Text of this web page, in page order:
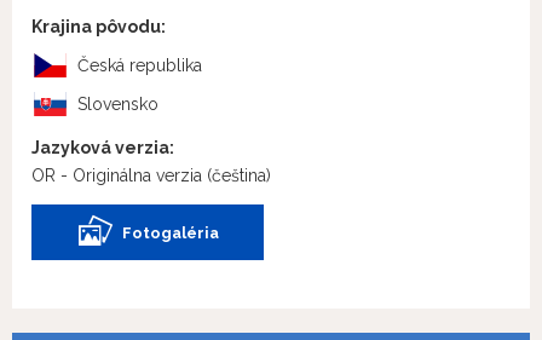
Krajina pôvodu:
Česká republika
Slovensko
Jazyková verzia:
OR - Originálna verzia (čeština)
Fotogaléria